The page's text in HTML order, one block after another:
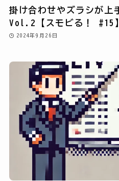
掛け合わせやズラシが上
Vol.2【スモビる！ #15
2024年9月26日